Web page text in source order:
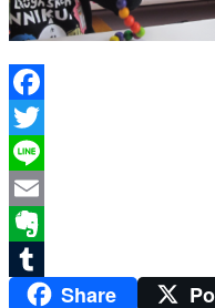
Facebook
Twitter
Line
Email
Evernote
TumblrShare